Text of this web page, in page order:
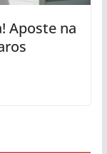
Aposte na